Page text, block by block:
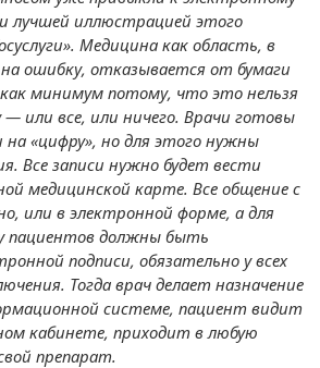
лучшей иллюстрацией этого
Медицина как область, в
ошибку, отказывается от бумаги
как минимум потому, что это нельзя
— или все, или ничего. Врачи готовы
«цифру», но для этого нужны
Все записи нужно будет вести
медицинской карте. Все общение с
или в электронной форме, а для
пациентов должны быть
подписи, обязательно у всех
Тогда врач делает назначение
системе, пациент видит
кабинете, приходит в любую
препарат.